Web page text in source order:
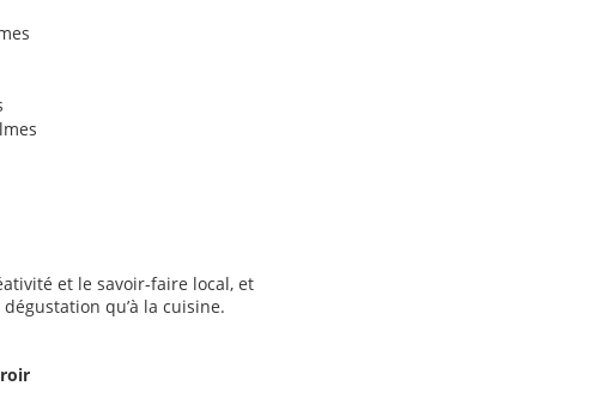
et le savoir-faire local, et
qu’à la cuisine.